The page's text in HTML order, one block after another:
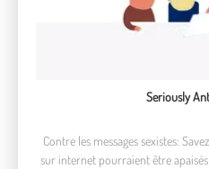
Seriously
Contre les messages sexistes:
sur internet pourraient être